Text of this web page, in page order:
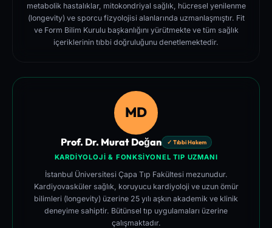
metabolik hastalıklar, mitokondriyal sağlık, hücresel yenilenme
(longevity) ve sporcu fizyolojisi alanlarında uzmanlaşmıştır. Fit
ve Form Bilim Kurulu başkanlığını yürütmekte ve tüm sağlık
içeriklerinin tıbbi doğruluğunu denetlemektedir.
MD
Prof. Dr. Murat Doğan ✓ Tıbbi Hakem
KARDIYOLOJI & FONKSIYONEL TIP UZMANI
İstanbul Üniversitesi Çapa Tıp Fakültesi mezunudur.
Kardiyovasküler sağlık, koruyucu kardiyoloji ve uzun ömür
bilimleri (longevity) üzerine 25 yılı aşkın akademik ve klinik
deneyime sahiptir. Bütünsel tıp uygulamaları üzerine
çalışmaktadır.